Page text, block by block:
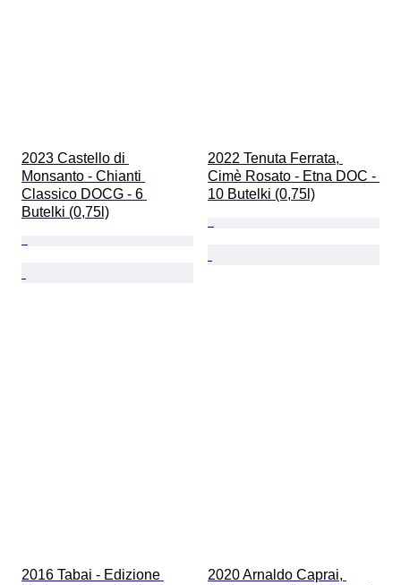
2023 Castello di
Monsanto - Chianti
Classico DOCG - 6
Butelki (0,75l)
2022 Tenuta Ferrata,
Cimè Rosato - Etna DOC -
10 Butelki (0,75l)
2016 Tabai - Edizione
2020 Arnaldo Caprai,